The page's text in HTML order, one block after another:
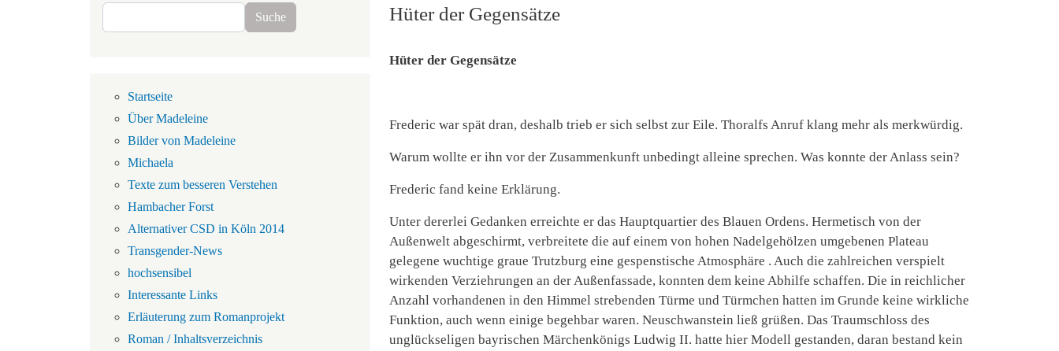
Hüter der Gegensätze
Hüter der Gegensätze
Frederic war spät dran, deshalb trieb er sich selbst zur Eile. Thoralfs Anruf klang mehr als merkwürdig.
Warum wollte er ihn vor der Zusammenkunft unbedingt alleine sprechen. Was konnte der Anlass sein?
Frederic fand keine Erklärung.
Unter dererlei Gedanken erreichte er das Hauptquartier des Blauen Ordens. Hermetisch von der
Außenwelt abgeschirmt, verbreitete die auf einem von hohen Nadelgehölzen umgebenen Plateau
gelegene wuchtige graue Trutzburg eine gespenstische Atmosphäre . Auch die zahlreichen verspielt
wirkenden Verziehrungen an der Außenfassade, konnten dem keine Abhilfe schaffen. Die in reichlicher
Anzahl vorhandenen in den Himmel strebenden Türme und Türmchen hatten im Grunde keine wirkliche
Funktion, auch wenn einige begehbar waren. Neuschwanstein ließ grüßen. Das Traumschloss des
unglückseligen bayrischen Märchenkönigs Ludwig II. hatte hier Modell gestanden, daran bestand kein
Suche
Suche
Navigation
Startseite
Über Madeleine
Bilder von Madeleine
Michaela
Texte zum besseren Verstehen
Hambacher Forst
Alternativer CSD in Köln 2014
Transgender-News
hochsensibel
Interessante Links
Erläuterung zum Romanprojekt
Roman / Inhaltsverzeichnis